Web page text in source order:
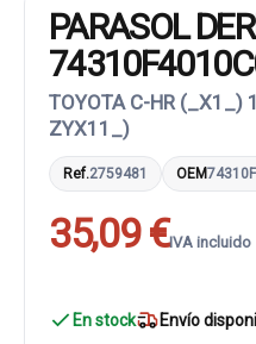
PARASOL
TOYOTA C-HR (_X1_)
ZYX11_)
Ref.2759481 OEM
35,09 €IVA incluido
En stock Envío